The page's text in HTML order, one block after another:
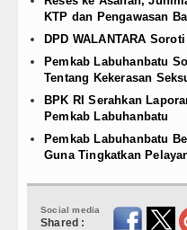
KTP dan Pengawasan
DPD WALANTARA
Pemkab Labuhanbatu
Tentang Kekerasan
BPK RI Serahkan
Pemkab Labuhanbatu
Pemkab Labuhanbatu
Guna Tingkatkan
Social media
Shared :